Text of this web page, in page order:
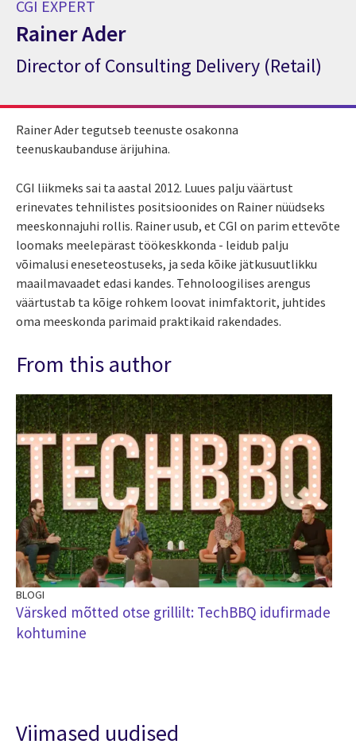
CGI EXPERT
Rainer Ader
CGI Expert Rainer Ader
Director of Consulting Delivery (Retail)
Rainer Ader tegutseb teenuste osakonna
teenuskaubanduse ärijuhina.
CGI liikmeks sai ta aastal 2012. Luues palju väärtust
erinevates tehnilistes positsioonides on Rainer nüüdseks
meeskonnajuhi rollis. Rainer usub, et CGI on parim ettevõte
loomaks meelepärast töökeskkonda - leidub palju
võimalusi eneseteostuseks, ja seda kõike jätkusuutlikku
maailmavaadet edasi kandes. Tehnoloogilises arengus
väärtustab ta kõige rohkem loovat inimfaktorit, juhtides
oma meeskonda parimaid praktikaid rakendades.
From this author
BLOGI
Värsked mõtted otse grillilt: TechBBQ idufirmade
kohtumine
Viimased uudised